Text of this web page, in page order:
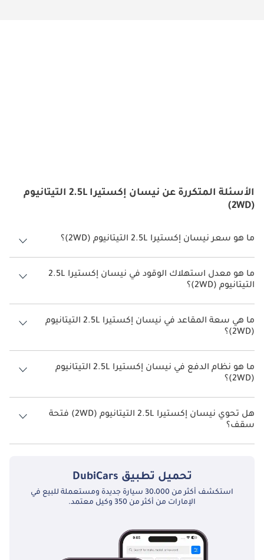
الأسئلة المتكررة عن نيسان إكستيرا 2.5L التيتانيوم
(2WD)
ما هو سعر نيسان إكستيرا 2.5L التيتانيوم (2WD)؟
سعر نيسان إكستيرا 2.5L التيتانيوم (2WD) هو درهم 113,500.
ما هو معدل استهلاك الوقود في نيسان إكستيرا 2.5L
التيتانيوم (2WD)؟
يبلغ معدل استهلاك الوقود المقترح من الشركة المصنعة لسيارة نيسان
إكستيرا 2026 من 11 كم/ليتر.
ما هي سعة المقاعد في نيسان إكستيرا 2.5L التيتانيوم
(2WD)؟
تتسع نيسان إكستيرا 2.5L التيتانيوم (2WD) لأ 7 أشخاص.
ما هو نظام الدفع في نيسان إكستيرا 2.5L التيتانيوم
(2WD)؟
نظام الدفع في نيسان إكستيرا Front Wheel Drive 2.5L التيتانيوم (2WD).
هل تحوي نيسان إكستيرا 2.5L التيتانيوم (2WD) فتحة
سقف؟
نعم توفر نيسان إكستيرا 2.5L التيتانيوم (2WD) فتحة السقف كخيار.
تحميل تطبيق DubiCars
استكشف أكثر من 30،000 سيارة جديدة ومستعملة للبيع في
الإمارات من أكثر من 350 وكيل معتمد.